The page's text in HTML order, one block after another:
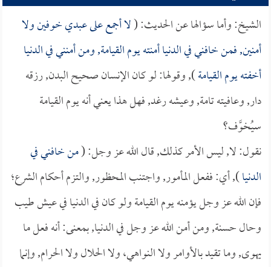
الشيخ: وأما سؤالها عن الحديث: (لا أجمع على عبدي خوفين ولا
أمنين, فمن خافني في الدنيا أمنته يوم القيامة, ومن أمنني في الدنيا
أخفته يوم القيامة), وقولها: لو كان الإنسان صحيح البدن, رزقه
دار, وعافيته تامة, وعيشه رغد, فهل هذا يعني أنه يوم القيامة
سيُخوَّف؟
نقول: لا, ليس الأمر كذلك, قال الله عز وجل: (من خافني في
الدنيا), أي: ففعل المأمور, واجتنب المحظور, والتزم أحكام الشرع؛
فإن الله عز وجل يؤمنه يوم القيامة ولو كان في الدنيا في عيش طيب
وحال حسنة, ومن أمن الله عز وجل في الدنيا, بمعنى: أنه فعل ما
يهوى, وما تقيد بالأوامر ولا النواهي، ولا الحلال ولا الحرام, وإنما